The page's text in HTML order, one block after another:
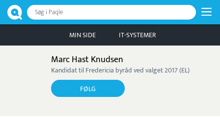
Søg i Paqle
MIN SIDE IT-SYSTEMER
Marc Hast Knudsen
Kandidat til Fredericia byråd ved valget 2017 (EL)
FØLG